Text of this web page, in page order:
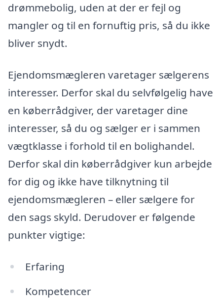
drømmebolig, uden at der er fejl og
mangler og til en fornuftig pris, så du ikke
bliver snydt.
Ejendomsmægleren varetager sælgerens
interesser. Derfor skal du selvfølgelig have
en køberrådgiver, der varetager dine
interesser, så du og sælger er i sammen
vægtklasse i forhold til en bolighandel.
Derfor skal din køberrådgiver kun arbejde
for dig og ikke have tilknytning til
ejendomsmægleren – eller sælgere for
den sags skyld. Derudover er følgende
punkter vigtige:
Erfaring
Kompetencer